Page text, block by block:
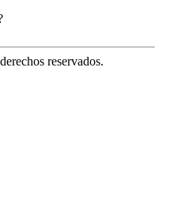
reservados.